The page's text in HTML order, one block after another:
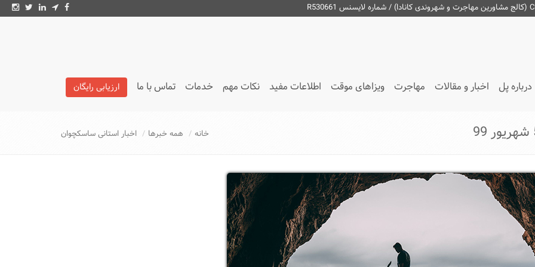
درباره پل اخبار و مقالات مهاجرت ویزاهای موقت اطلاعات مفید نکات مهم خدمات تماس با ما ارزیابی رایگان
خانه همه خبرها اخبار استانی ساسکچوان